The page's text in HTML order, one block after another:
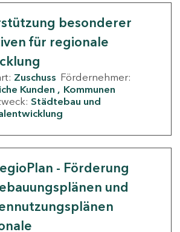
besonderer
für regionale
Zuschuss Fördernehmer:
Kunden
Kommunen
Städtebau und
- Förderung
und